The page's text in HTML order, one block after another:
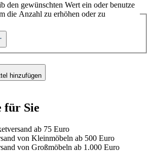
den gewünschten Wert ein oder benutze
die Anzahl zu erhöhen oder zu
hinzufügen
für Sie
ab 75 Euro
von Kleinmöbeln ab 500 Euro
von Großmöbeln ab 1.000 Euro